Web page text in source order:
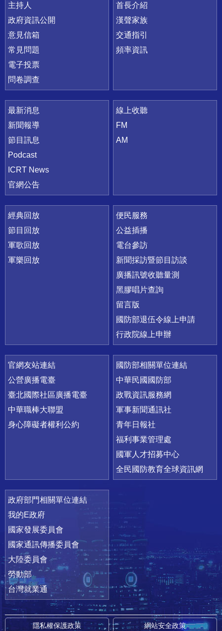
主持人
政府資訊公開
意見信箱
常見問題
電子投票
問卷調查
首長介紹
漢聲家族
交通指引
頻率資訊
最新消息
新聞報導
節目訊息
Podcast
ICRT News
官網公告
線上收聽
FM
AM
經典回放
節目回放
軍歌回放
軍樂回放
便民服務
公益插播
電台參訪
新聞採訪暨節目訪談
廣播訊號收聽量測
黑膠唱片查詢
留言版
國防部退伍令線上申請
行政院線上申辦
官網友站連結
公營廣播電臺
臺北國際社區廣播電臺
中華職棒大聯盟
身心障礙者權利公約
國防部相關單位連結
中華民國國防部
政戰資訊服務網
軍事新聞通訊社
青年日報社
福利事業管理處
國軍人才招募中心
全民國防教育全球資訊網
政府部門相關單位連結
我的E政府
國家發展委員會
國家通訊傳播委員會
大陸委員會
勞動部
台灣就業通
隱私權保護政策 網站安全政策